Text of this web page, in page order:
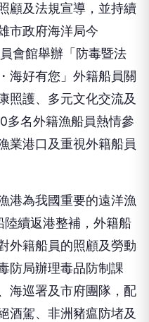
市政府海洋局今
會館舉辦「防毒暨法
海好有您」外籍船員關
照護、多元文化交流及
多名外籍漁船員熱情參
業港口及重視外籍船員
港為我國重要的遠洋漁
續返港整補，外籍船
外籍船員的照顧及勞動
防局辦理毒品防制課
海巡署及市府團隊，配
酒駕、非洲豬瘟防堵及
，提升外籍船員對臺灣